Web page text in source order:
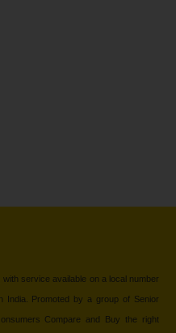
with service available on a local number
India. Promoted by a group of Senior
Compare and Buy the right